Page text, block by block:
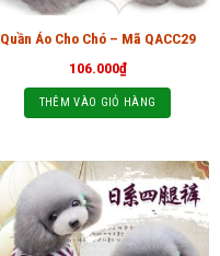
Quần Áo Cho Chó – Mã QACC29
106.000₫
THÊM VÀO GIỎ HÀNG